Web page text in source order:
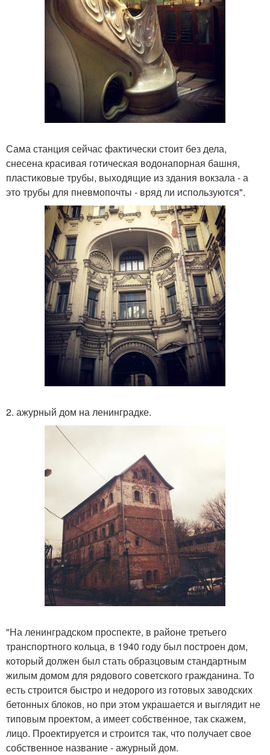
Сама станция сейчас фактически стоит без дела,
снесена красивая готическая водонапорная башня,
пластиковые трубы, выходящие из здания вокзала - а
это трубы для пневмопочты - вряд ли используются".
2. ажурный дом на ленинградке.
"На ленинградском проспекте, в районе третьего
транспортного кольца, в 1940 году был построен дом,
который должен был стать образцовым стандартным
жилым домом для рядового советского гражданина. То
есть строится быстро и недорого из готовых заводских
бетонных блоков, но при этом украшается и выглядит не
типовым проектом, а имеет собственное, так скажем,
лицо. Проектируется и строится так, что получает свое
собственное название - ажурный дом.